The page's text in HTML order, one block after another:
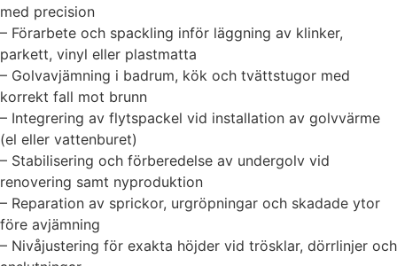
med precision
– Förarbete och spackling inför läggning av klinker,
parkett, vinyl eller plastmatta
– Golvavjämning i badrum, kök och tvättstugor med
korrekt fall mot brunn
– Integrering av flytspackel vid installation av golvvärme
(el eller vattenburet)
– Stabilisering och förberedelse av undergolv vid
renovering samt nyproduktion
– Reparation av sprickor, urgröpningar och skadade ytor
före avjämning
– Nivåjustering för exakta höjder vid trösklar, dörrlinjer och